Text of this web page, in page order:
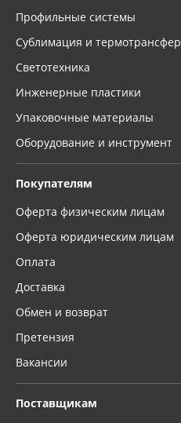
Профильные системы
Сублимация и термотрансфер
Светотехника
Инженерные пластики
Упаковочные материалы
Оборудование и инструмент
Покупателям
Оферта физическим лицам
Оферта юридическим лицам
Оплата
Доставка
Обмен и возврат
Претензия
Вакансии
Поставщикам